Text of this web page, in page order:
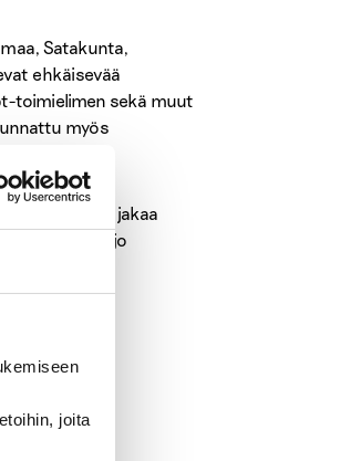
joita
Satakunta,
ehkäisevää
toimielimen sekä muut
myös
päihdetyötä, jakaa
tunnistamme jo